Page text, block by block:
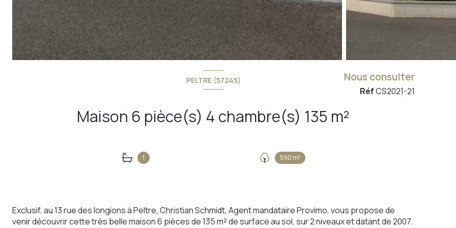
PELTRE (57245)
Maison 6 pièce(s) 4 chambre(s) 135 m²
1 590 m²
Nous consulter
RéfCS2021-21
Exclusif, au 13 rue des longions à Peltre, Christian Schmidt, Agent mandataire Provimo, vous propose de
venir découvrir cette très belle maison 6 pièces de 135 m² de surface au sol, sur 2 niveaux et datant de 2007.